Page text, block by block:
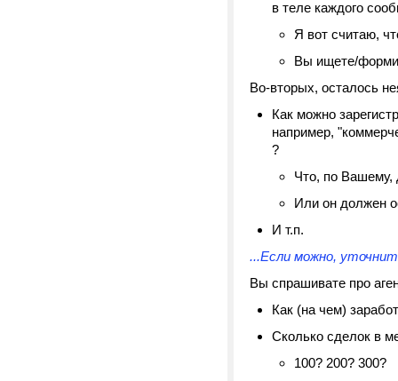
в теле каждого
Я вот считаю,
Вы ищете/
Во-вторых, осталось
Как можно
например,
?
Что, по Вашему,
Или он должен
И т.п.
...Если можно,
Вы спрашивате про
Как (на чем)
Сколько сделок в
100? 200? 300?